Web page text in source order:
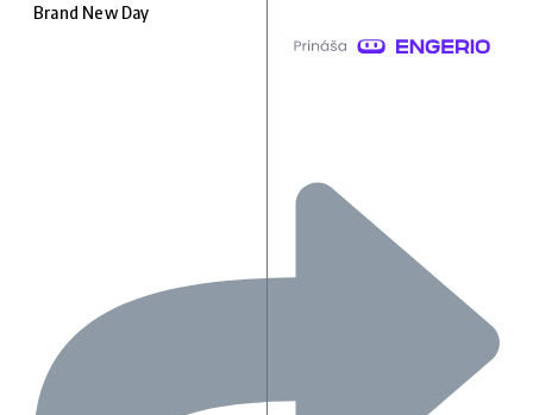
Brand New Day